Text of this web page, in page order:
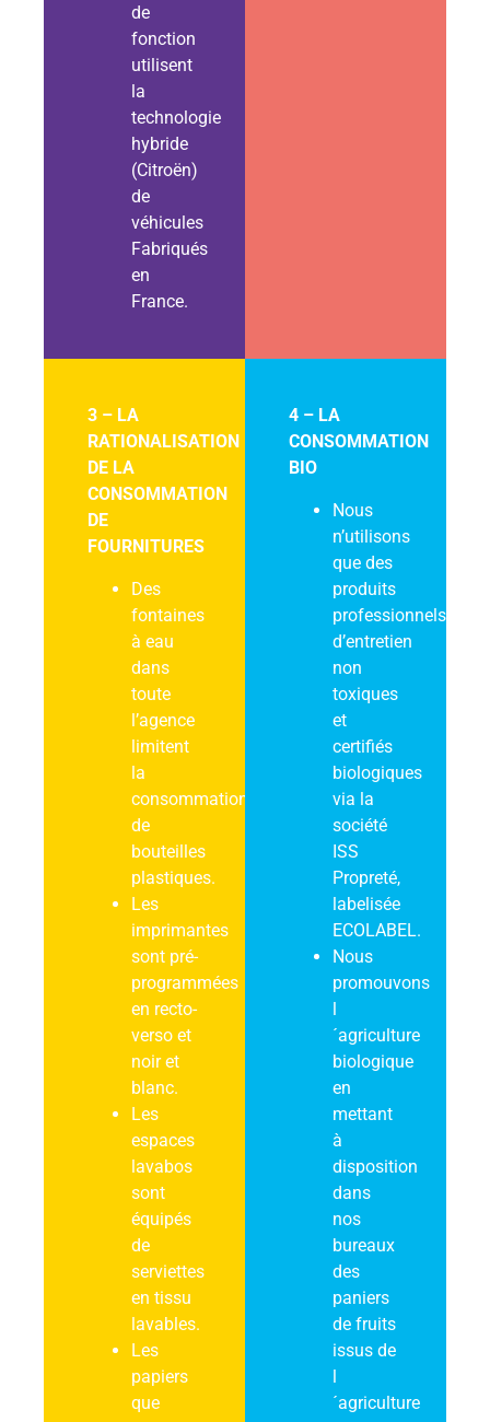
de
fonction
utilisent
la
technologie
hybride
(Citroën)
de
véhicules
Fabriqués
en
France.
3 – LA
RATIONALISATION
DE LA
CONSOMMATION
DE
FOURNITURES
Des
fontaines
à eau
dans
toute
l’agence
limitent
la
consommation
de
bouteilles
plastiques.
Les
imprimantes
sont pré-
programmées
en recto-
verso et
noir et
blanc.
Les
espaces
lavabos
sont
équipés
de
serviettes
en tissu
lavables.
Les
papiers
que
4 – LA
CONSOMMATION
BIO
Nous
n’utilisons
que des
produits
professionnels
d’entretien
non
toxiques
et
certifiés
biologiques
via la
société
ISS
Propreté,
labelisée
ECOLABEL.
Nous
promouvons
l
´agriculture
biologique
en
mettant
à
disposition
dans
nos
bureaux
des
paniers
de fruits
issus de
l
´agriculture